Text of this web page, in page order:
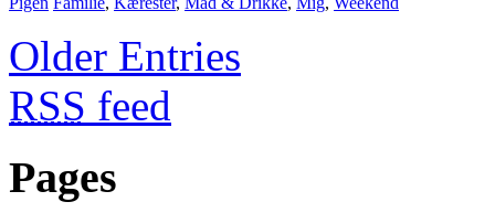
Older Entries
RSS feed
Pages